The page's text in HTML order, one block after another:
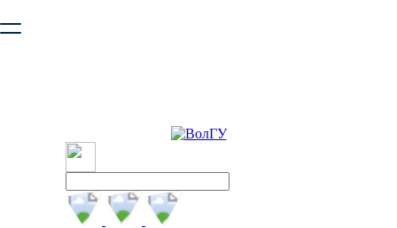
безопасную работу с сайтом. Пожалуйста